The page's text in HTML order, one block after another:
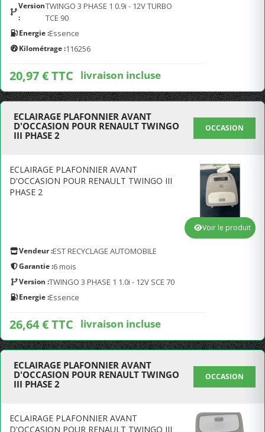
Version
:
TWINGO 3 PHASE 1 0.9i - 12V TURBO
TCE 90
Energie :Essence
Kilométrage :116256
20,97 € TTC livraison incluse
ECLAIRAGE PLAFONNIER AVANT
D'OCCASION POUR RENAULT TWINGO
III PHASE 2
OCCASION
ECLAIRAGE PLAFONNIER AVANT
D'OCCASION POUR RENAULT TWINGO III
PHASE 2
Vendeur :EST RECYCLAGE AUTOMOBILE
Garantie :6 mois
Version :TWINGO 3 PHASE 1 1.0i - 12V SCE 70
Energie :Essence
26,64 € TTC livraison incluse
Voir le produit
ECLAIRAGE PLAFONNIER AVANT
D'OCCASION POUR RENAULT TWINGO
III PHASE 2
OCCASION
ECLAIRAGE PLAFONNIER AVANT
D'OCCASION POUR RENAULT TWINGO III